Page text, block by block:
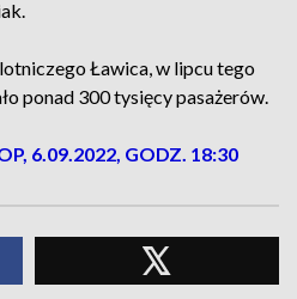
Ławica, w lipcu tego
ponad 300 tysięcy pasażerów.
6.09.2022, GODZ. 18:30